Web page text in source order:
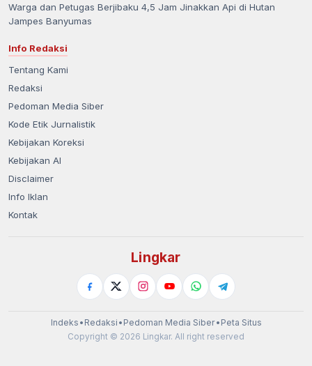
Warga dan Petugas Berjibaku 4,5 Jam Jinakkan Api di Hutan
Jampes Banyumas
Info Redaksi
Tentang Kami
Redaksi
Pedoman Media Siber
Kode Etik Jurnalistik
Kebijakan Koreksi
Kebijakan AI
Disclaimer
Info Iklan
Kontak
Lingkar
Indeks • Redaksi • Pedoman Media Siber• Peta Situs
Copyright © 2026 Lingkar. All right reserved